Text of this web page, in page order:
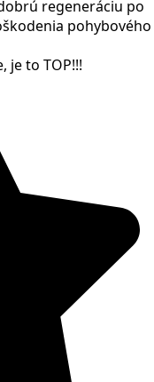
regeneráciu po
pohybového
je to TOP!!!